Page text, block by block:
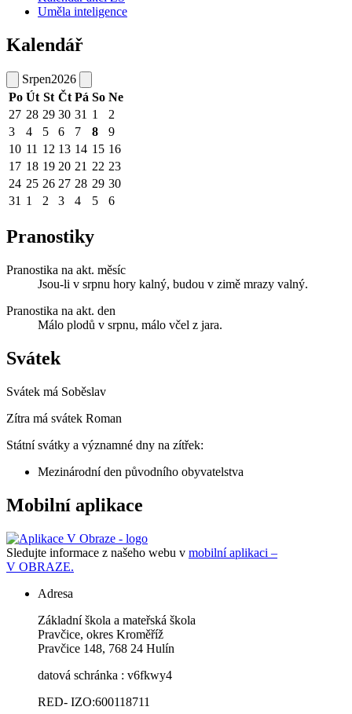
Uměla inteligence
Kalendář
Srpen2026
Po Út St Čt Pá So Ne
27 28 29 30 31 1
2
3
4 5 6 7 8
9
10 11 12 13 14 15 16
17 18 19 20 21 22 23
24 25 26 27 28 29 30
31 1 2 3 4 5 6
Pranostiky
Pranostika na akt. měsíc
Jsou-li v srpnu hory kalný, budou v zimě mrazy valný.
Pranostika na akt. den
Málo plodů v srpnu, málo včel z jara.
Svátek
Svátek má Soběslav
Zítra má svátek Roman
Státní svátky a významné dny na zítřek:
Mezinárodní den původního obyvatelstva
Mobilní aplikace
Sledujte informace z našeho webu v mobilní aplikaci –
V OBRAZE.
Adresa
Základní škola a mateřská škola
Pravčice, okres Kroměříž
Pravčice 148, 768 24 Hulín
datová schránka : v6fkwy4
RED- IZO:600118711